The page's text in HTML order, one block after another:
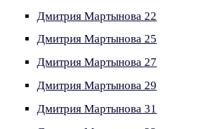
Дмитрия Мартынова 22
Дмитрия Мартынова 25
Дмитрия Мартынова 27
Дмитрия Мартынова 29
Дмитрия Мартынова 31